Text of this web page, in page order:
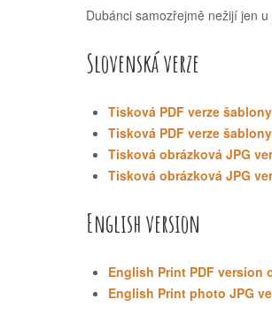
Dubánci samozřejmě nežijí jen
Slovenská verze
Tisková PDFverze
Tisková PDFverze
Tisková obrázková JPG
Tisková obrázková JPG
English version
English Print PDFversion
English Print photo JPG